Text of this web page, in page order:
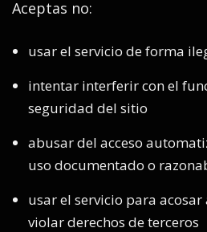
Aceptas no:
usar el servicio de forma
intentar interferir con el
seguridad del sitio
abusar del acceso
uso documentado o
usar el servicio para
violar derechos de terceros